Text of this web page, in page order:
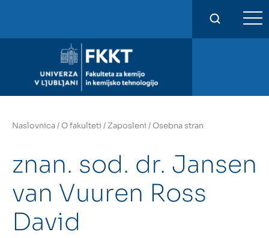
Naslovnica/O fakulteti / Zaposleni /Osebna stran
znan. sod. dr. Jansen
van Vuuren Ross
David